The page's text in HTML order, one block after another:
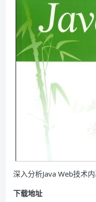
深入分析Java Web技术
下载地址